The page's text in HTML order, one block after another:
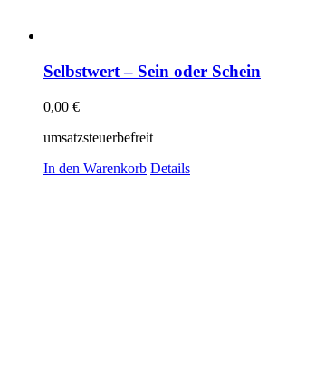
Selbstwert – Sein oder Schein
0,00 €
umsatzsteuerbefreit
In den Warenkorb Details